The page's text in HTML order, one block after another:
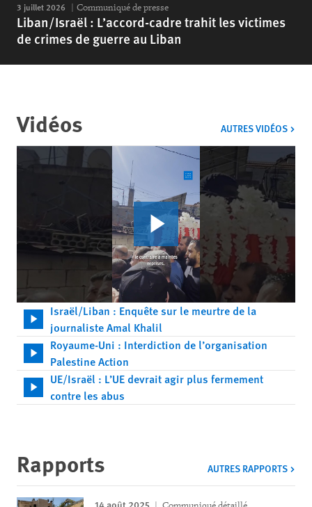
3 juillet 2026 Communiqué de presse
Liban/Israël : L’accord-cadre trahit les victimes
de crimes de guerre au Liban
Vidéos AUTRES VIDÉOS
Israël/Liban : Enquête sur le meurtre de la
journaliste Amal Khalil
Royaume-Uni : Interdiction de l’organisation
Palestine Action
UE/Israël : L’UE devrait agir plus fermement
contre les abus
Rapports AUTRES RAPPORTS
14 août 2025